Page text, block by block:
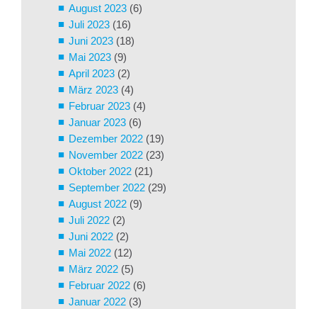
August 2023 (6)
Juli 2023 (16)
Juni 2023 (18)
Mai 2023 (9)
April 2023 (2)
März 2023 (4)
Februar 2023 (4)
Januar 2023 (6)
Dezember 2022 (19)
November 2022 (23)
Oktober 2022 (21)
September 2022 (29)
August 2022 (9)
Juli 2022 (2)
Juni 2022 (2)
Mai 2022 (12)
März 2022 (5)
Februar 2022 (6)
Januar 2022 (3)